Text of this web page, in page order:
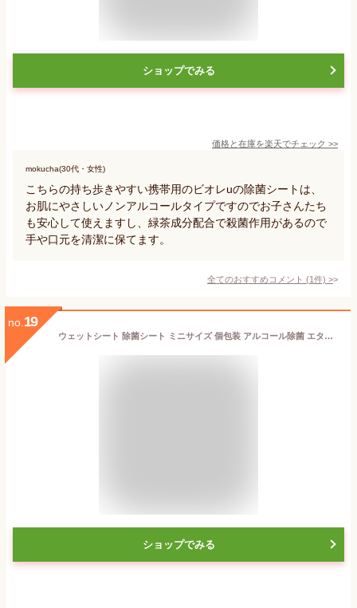
ショップでみる
価格と在庫を楽天でチェック >>
mokucha(30代・女性)
こちらの持ち歩きやすい携帯用のビオレuの除菌シートは、
お肌にやさしいノンアルコールタイプですのでお子さんたち
も安心して使えますし、緑茶成分配合で殺菌作用があるので
手や口元を清潔に保てます。
全てのおすすめコメント (1件) >
no. 19
ウェットシート 除菌シート ミニサイズ 個包装 アルコール除菌 エタノール 小分け アルコールシート 300枚 500枚 大容量 持ち運び 携帯用 ポーチ かばん かさばらない【☆60】送料無料/除菌ミニシート
ショップでみる